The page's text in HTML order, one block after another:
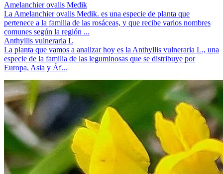
Amelanchier ovalis Medik
La Amelanchier ovalis Medik. es una especie de planta que
pertenece a la familia de las rosáceas, y que recibe varios nombres
comunes según la región ...
Anthyllis vulneraria L
La planta que vamos a analizar hoy es la Anthyllis vulneraria L., una
especie de la familia de las leguminosas que se distribuye por
Europa, Asia y Áf...